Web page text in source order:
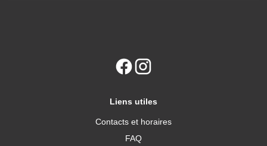
Liens utiles
Contacts et horaires
FAQ